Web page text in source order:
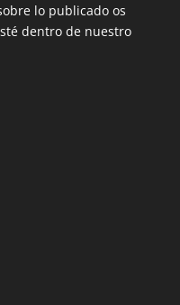
lo publicado os
dentro de nuestro